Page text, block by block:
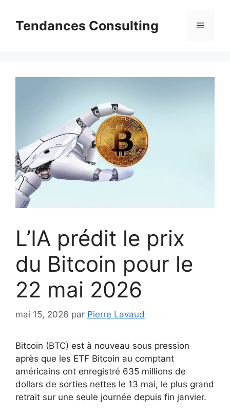
contenuTendances Consulting Menu
L’IA prédit le prix
du Bitcoin pour le
22 mai 2026
mai 15, 2026 par Pierre Lavaud
Bitcoin (BTC) est à nouveau sous pression
après que les ETF Bitcoin au comptant
américains ont enregistré 635 millions de
dollars de sorties nettes le 13 mai, le plus grand
retrait sur une seule journée depuis fin janvier.